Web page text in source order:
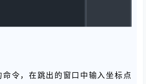
令，在跳出的窗口中输入坐标点